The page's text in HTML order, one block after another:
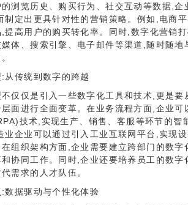
浏览历史、购买行为、社交互动等数据,企
制定出更具针对性的营销策略。例如,电商
提高用户的购买转化率。同时,数字化营销
体、搜索引擎、电子邮件等渠道,随时随
从传统到数字的跨越
仅仅是引入一些数字化工具和技术,更是要
面进行全面变革。在业务流程方面,企业可
技术,实现生产、销售、客服等环节的智
业企业可以通过引入工业互联网平台,实现
组织架构方面,企业需要建立跨部门的数字
协同工作。同时,企业还要培养员工的数字
需求的人才队伍。
数据驱动与个性化体验